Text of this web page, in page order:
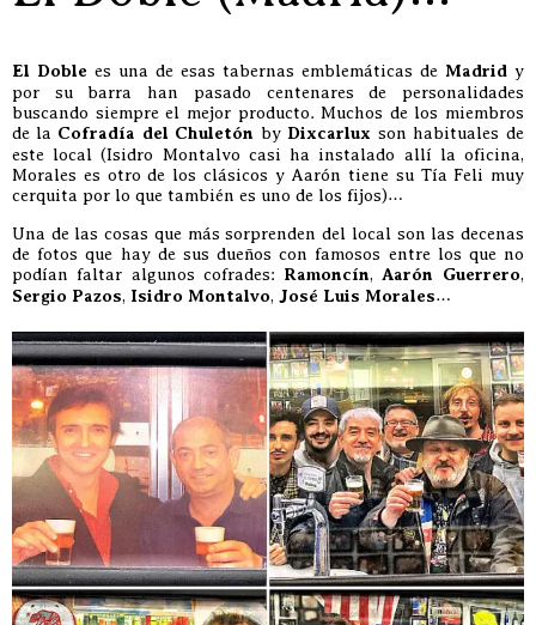
El Doble es una de esas tabernas emblemáticas de Madrid y
por su barra han pasado centenares de personalidades
buscando siempre el mejor producto. Muchos de los miembros
de la Cofradía del Chuletón by Dixcarlux son habituales de
este local (Isidro Montalvo casi ha instalado allí la oficina,
Morales es otro de los clásicos y Aarón tiene su Tía Feli muy
cerquita por lo que también es uno de los fijos)…
Una de las cosas que más sorprenden del local son las decenas
de fotos que hay de sus dueños con famosos entre los que no
podían faltar algunos cofrades: Ramoncín, Aarón Guerrero,
Sergio Pazos, Isidro Montalvo, José Luis Morales…